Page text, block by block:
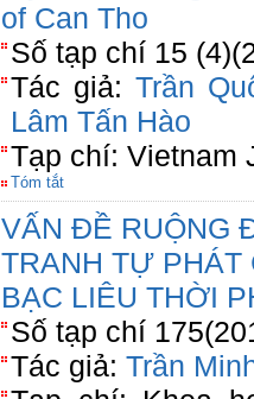
of Can Tho
Số tạp chí 15
Tác giả:Trần
Lâm Tấn Hào
Tạp chí: Vietnam
Tóm tắt
VẤN ĐỀ RUỘNG
TRANH TỰ PHÁT
BẠC LIÊU THỜI
Số tạp chí
Tác giả: Trần